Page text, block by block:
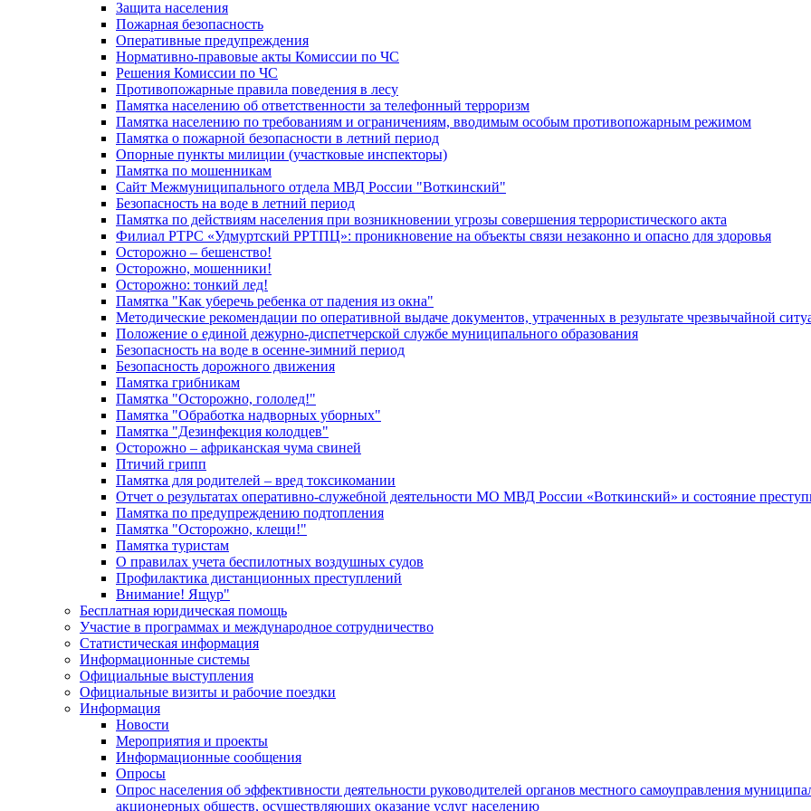
Защита населения
Пожарная безопасность
Оперативные предупреждения
Нормативно-правовые акты Комиссии по ЧС
Решения Комиссии по ЧС
Противопожарные правила поведения в лесу
Памятка населению об ответственности за телефонный терроризм
Памятка населению по требованиям и ограничениям, вводимым особым противопожарным режимом
Памятка о пожарной безопасности в летний период
Опорные пункты милиции (участковые инспекторы)
Памятка по мошенникам
Сайт Межмуниципального отдела МВД России "Воткинский"
Безопасность на воде в летний период
Памятка по действиям населения при возникновении угрозы совершения террористического акта
Филиал РТРС «Удмуртский РРТПЦ»: проникновение на объекты связи незаконно и опасно для здоровья
Осторожно – бешенство!
Осторожно, мошенники!
Осторожно: тонкий лед!
Памятка "Как уберечь ребенка от падения из окна"
Методические рекомендации по оперативной выдаче документов, утраченных в результате чрезвычайной
Положение о единой дежурно-диспетчерской службе муниципального образования
Безопасность на воде в осенне-зимний период
Безопасность дорожного движения
Памятка грибникам
Памятка "Осторожно, гололед!"
Памятка "Обработка надворных уборных"
Памятка "Дезинфекция колодцев"
Осторожно – африканская чума свиней
Птичий грипп
Памятка для родителей – вред токсикомании
Отчет о результатах оперативно-служебной деятельности МО МВД России «Воткинский» и состояние
Памятка по предупреждению подтопления
Памятка "Осторожно, клещи!"
Памятка туристам
О правилах учета беспилотных воздушных судов
Профилактика дистанционных преступлений
Внимание! Ящур"
Бесплатная юридическая помощь
Участие в программах и международное сотрудничество
Статистическая информация
Информационные системы
Официальные выступления
Официальные визиты и рабочие поездки
Информация
Новости
Мероприятия и проекты
Информационные сообщения
Опросы
Опрос населения об эффективности деятельности руководителей органов местного самоуправления
акционерных обществ, осуществляющих оказание услуг населению